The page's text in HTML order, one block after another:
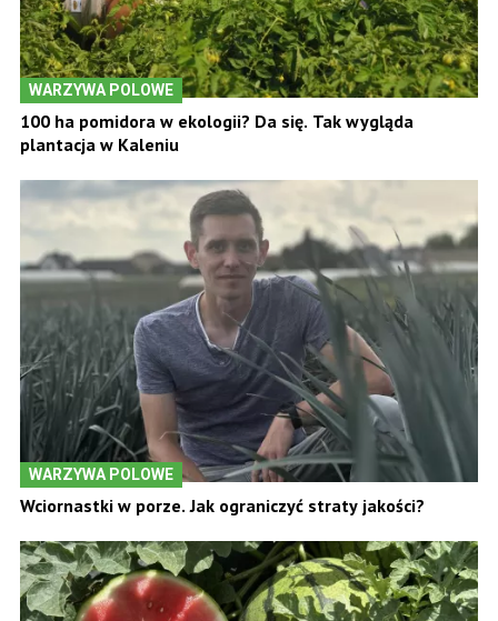
WARZYWA POLOWE
100 ha pomidora w ekologii? Da się. Tak wygląda
plantacja w Kaleniu
WARZYWA POLOWE
Wciornastki w porze. Jak ograniczyć straty jakości?